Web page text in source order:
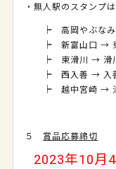
・無人駅のスタンプ
┝ 高岡やぶなみ
┝ 新富山口 → 東
┝ 東滑川 → 滑
┝ 西入善 → 入
┝ 越中宮崎 →
５ 賞品応募締切
2023年10月